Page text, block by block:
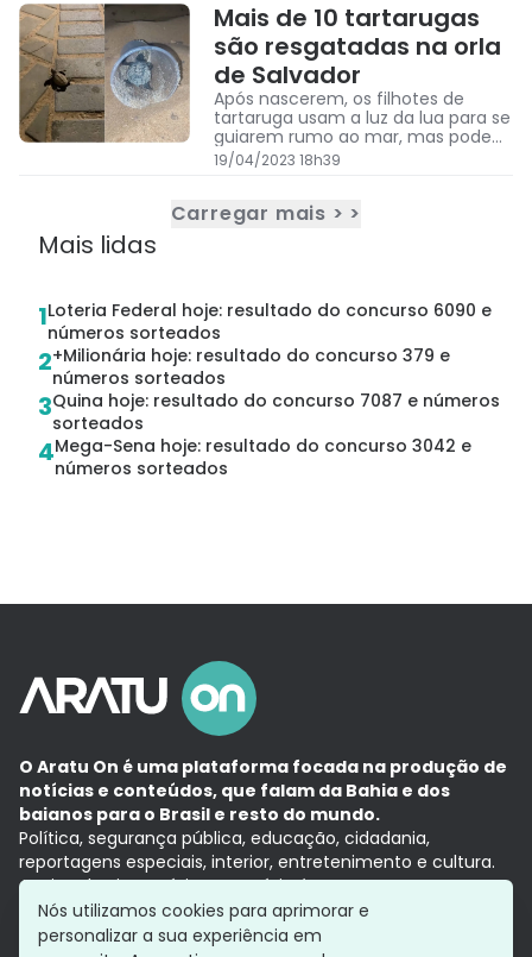
Mais de 10 tartarugas
são resgatadas na orla
de Salvador
Após nascerem, os filhotes de
tartaruga usam a luz da lua para se
guiarem rumo ao mar, mas podem
se perder devido às luzes artificiais
19/04/2023 18h39
Carregar mais > >
Mais lidas
1Loteria Federal hoje: resultado do concurso 6090 e
números sorteados
2+Milionária hoje: resultado do concurso 379 e
números sorteados
3Quina hoje: resultado do concurso 7087 e números
sorteados
4Mega-Sena hoje: resultado do concurso 3042 e
números sorteados
O Aratu On é uma plataforma focada na produção de
notícias e conteúdos, que falam da Bahia e dos
baianos para o Brasil e resto do mundo.
Política, segurança pública, educação, cidadania,
reportagens especiais, interior, entretenimento e cultura.
Aqui, tudo vira notícia e a notícia é no tempo presente,
com a credibilidade do Grupo Aratu.
Grupo Aratu
Política de privacidade
Nós utilizamos cookies para aprimorar e
personalizar a sua experiência em